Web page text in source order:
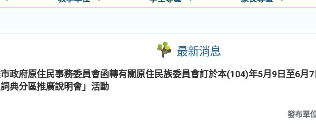
最新消息
政府原住民事務委員會函轉有關原住民族委員會訂於本(104)年5月9日至6月
典分區推廣說明會」活動
發布單